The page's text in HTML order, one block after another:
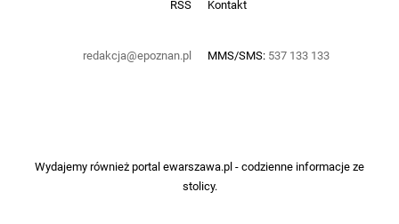
RSS
Kontakt
redakcja@epoznan.pl MMS/SMS: 537 133 133
Wydajemy również portalewarszawa.pl- codzienne informacje ze
stolicy.